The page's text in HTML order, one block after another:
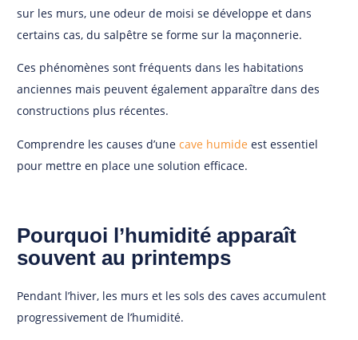
sur les murs, une odeur de moisi se développe et dans
certains cas, du salpêtre se forme sur la maçonnerie.
Ces phénomènes sont fréquents dans les habitations
anciennes mais peuvent également apparaître dans des
constructions plus récentes.
Comprendre les causes d’une cave humide est essentiel
pour mettre en place une solution efficace.
Pourquoi l’humidité apparaît
souvent au printemps
Pendant l’hiver, les murs et les sols des caves accumulent
progressivement de l’humidité.